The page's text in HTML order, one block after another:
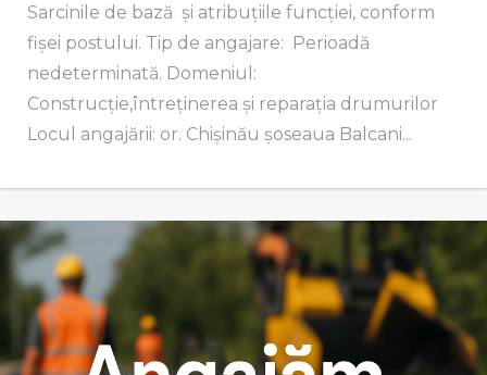
Sarcinile de bază și atribuțiile funcţiei, conform
fişei postului. Tip de angajare: Perioadă
nedeterminată. Domeniul:
Construcție,întreținerea și reparația drumurilor
Locul angajării: or. Chișinău șoseaua Balcani...